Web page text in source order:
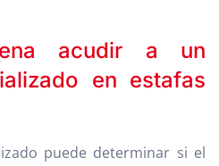
acudir a un
en estafas
puede determinar si el